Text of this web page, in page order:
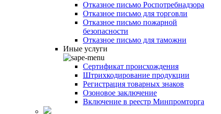
Отказное письмо Роспотребнадзора
Отказное письмо для торговли
Отказное письмо пожарной
безопасности
Отказное письмо для таможни
Иные услуги
Сертификат происхождения
Штрихкодирование продукции
Регистрация товарных знаков
Озоновое заключение
Включение в реестр Минпромторга